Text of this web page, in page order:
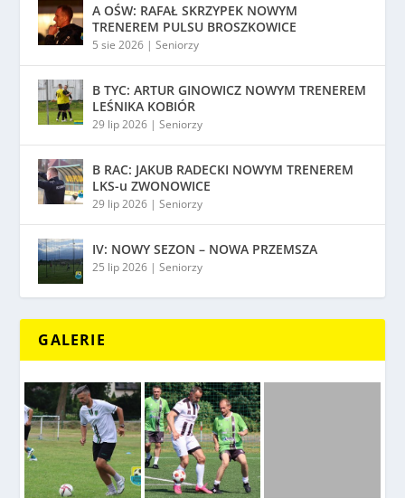
A OŚW: RAFAŁ SKRZYPEK NOWYM
TRENEREM PULSU BROSZKOWICE
5 sie 2026 |Seniorzy
B TYC: ARTUR GINOWICZ NOWYM TRENEREM
LEŚNIKA KOBIÓR
29 lip 2026 |Seniorzy
B RAC: JAKUB RADECKI NOWYM TRENEREM
LKS-u ZWONOWICE
29 lip 2026 |Seniorzy
IV: NOWY SEZON – NOWA PRZEMSZA
25 lip 2026 |Seniorzy
GALERIE